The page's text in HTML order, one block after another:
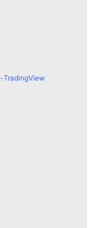
עקוב אחר כל השווקים ב-TradingView